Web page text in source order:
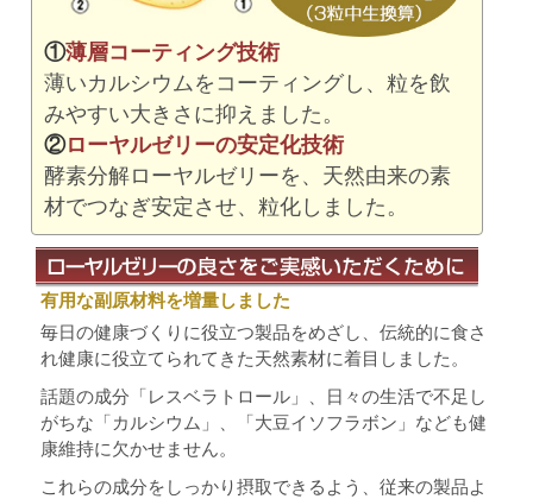
①薄層コーティング技術
薄いカルシウムをコーティングし、粒を飲
みやすい大きさに抑えました。
②ローヤルゼリーの安定化技術
酵素分解ローヤルゼリーを、天然由来の素
材でつなぎ安定させ、粒化しました。
有用な副原材料を増量しました
毎日の健康づくりに役立つ製品をめざし、伝統的に食さ
れ健康に役立てられてきた天然素材に着目しました。
話題の成分「レスベラトロール」、日々の生活で不足し
がちな「カルシウム」、「大豆イソフラボン」なども健
康維持に欠かせません。
これらの成分をしっかり摂取できるよう、従来の製品よ